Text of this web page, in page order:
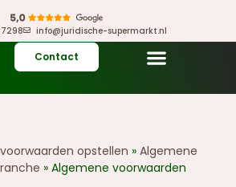
info@juridische-supermarkt.nl
Contact
opstellen »Algemene
»Algemene voorwaarden